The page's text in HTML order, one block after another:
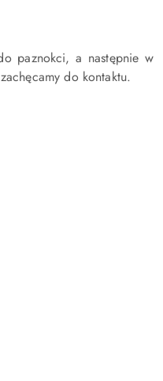
paznokci, a następnie w
do kontaktu.